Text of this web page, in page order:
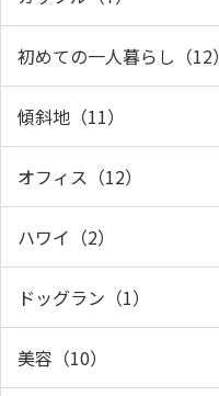
初めての一人暮らし（12）
傾斜地（11）
オフィス（12）
ハワイ（2）
ドッグラン（1）
美容（10）